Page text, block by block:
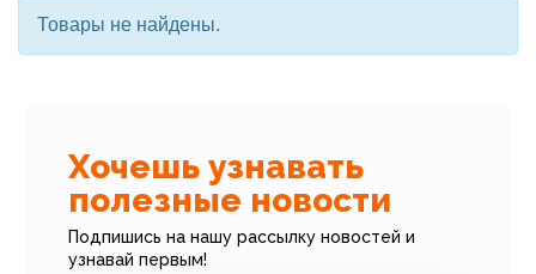
Товары не найдены.
Хочешь узнавать
полезные новости
Подпишись на нашу рассылку новостей и
узнавай первым!